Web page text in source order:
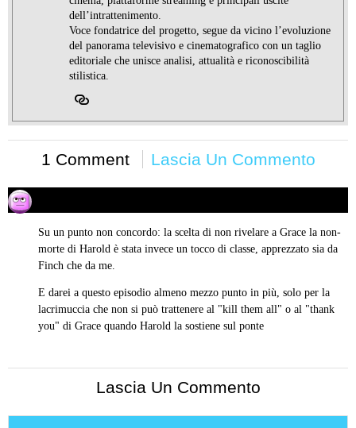
dell’intrattenimento.
Voce fondatrice del progetto, segue da vicino l’evoluzione
del panorama televisivo e cinematografico con un taglio
editoriale che unisce analisi, attualità e riconoscibilità
stilistica.
1 Comment Lascia Un Commento
detto:
Su un punto non concordo: la scelta di non rivelare a Grace la non-
morte di Harold è stata invece un tocco di classe, apprezzato sia da
Finch che da me.
E darei a questo episodio almeno mezzo punto in più, solo per la
lacrimuccia che non si può trattenere al "kill them all" o al "thank
you" di Grace quando Harold la sostiene sul ponte
Lascia Un Commento